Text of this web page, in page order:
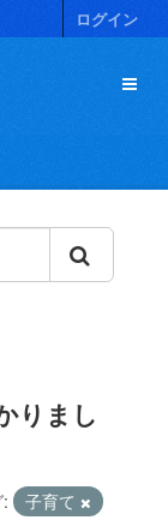
ログイン
りまし
子育て